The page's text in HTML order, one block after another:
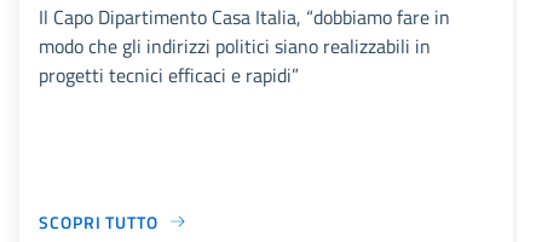
Il Capo Dipartimento Casa Italia, “dobbiamo fare in
modo che gli indirizzi politici siano realizzabili in
progetti tecnici efficaci e rapidi”
SCOPRI TUTTO